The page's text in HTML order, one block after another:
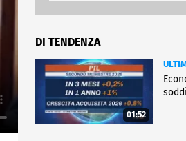
DI TENDENZA
01:52